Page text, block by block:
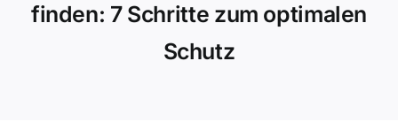
finden: 7 Schritte zum optimalen
Schutz